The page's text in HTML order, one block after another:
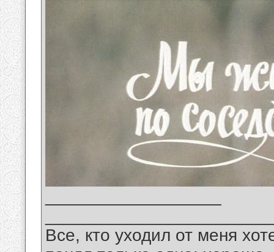
Все, кто уходил от меня